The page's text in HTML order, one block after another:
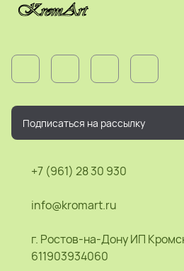
+7 (961) 28 30 930
info@kromart.ru
г. Ростов-на-Дону ИП
611903934060